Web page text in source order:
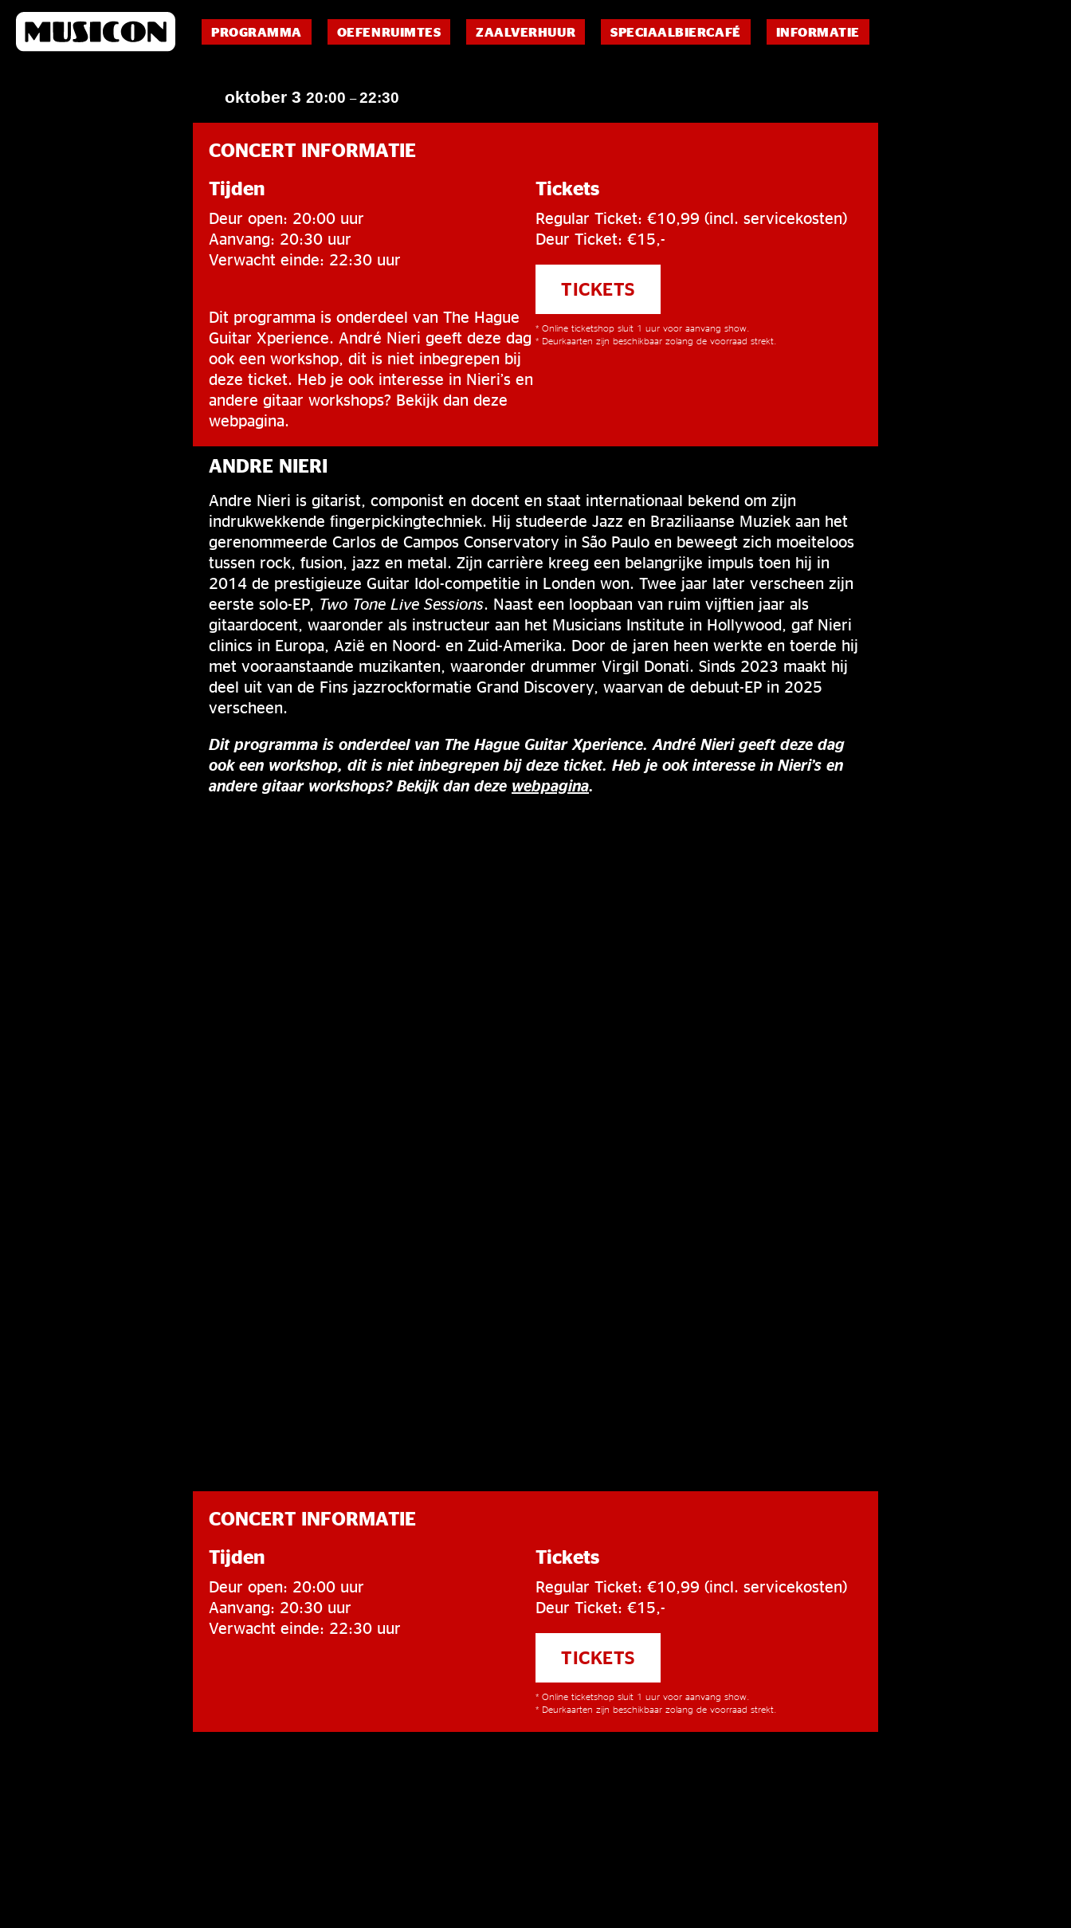
PROGRAMMA OEFENRUIMTES ZAALVERHUUR SPECIAALBIERCAFÉ INFORMATIE
oktober 3 20:00 –22:30
CONCERT INFORMATIE
Tijden
Deur open: 20:00 uur
Aanvang: 20:30 uur
Verwacht einde: 22:30 uur
Dit programma is onderdeel van The Hague
Guitar Xperience. André Nieri geeft deze dag
ook een workshop, dit is niet inbegrepen bij
deze ticket. Heb je ook interesse in Nieri’s en
andere gitaar workshops? Bekijk dan deze
webpagina.
Tickets
Regular Ticket: €10,99 (incl. servicekosten)
Deur Ticket: €15,-
TICKETS
* Online ticketshop sluit 1 uur voor aanvang show.
* Deurkaarten zijn beschikbaar zolang de voorraad strekt.
ANDRE NIERI
Andre Nieri is gitarist, componist en docent en staat internationaal bekend om zijn
indrukwekkende fingerpickingtechniek. Hij studeerde Jazz en Braziliaanse Muziek aan het
gerenommeerde Carlos de Campos Conservatory in São Paulo en beweegt zich moeiteloos
tussen rock, fusion, jazz en metal. Zijn carrière kreeg een belangrijke impuls toen hij in
2014 de prestigieuze Guitar Idol-competitie in Londen won. Twee jaar later verscheen zijn
eerste solo-EP, Two Tone Live Sessions. Naast een loopbaan van ruim vijftien jaar als
gitaardocent, waaronder als instructeur aan het Musicians Institute in Hollywood, gaf Nieri
clinics in Europa, Azië en Noord- en Zuid-Amerika. Door de jaren heen werkte en toerde hij
met vooraanstaande muzikanten, waaronder drummer Virgil Donati. Sinds 2023 maakt hij
deel uit van de Fins jazzrockformatie Grand Discovery, waarvan de debuut-EP in 2025
verscheen.
Dit programma is onderdeel van The Hague Guitar Xperience. André Nieri geeft deze dag
ook een workshop, dit is niet inbegrepen bij deze ticket. Heb je ook interesse in Nieri’s en
andere gitaar workshops? Bekijk dan deze webpagina.
CONCERT INFORMATIE
Tijden
Deur open: 20:00 uur
Aanvang: 20:30 uur
Verwacht einde: 22:30 uur
Tickets
Regular Ticket: €10,99 (incl. servicekosten)
Deur Ticket: €15,-
TICKETS
* Online ticketshop sluit 1 uur voor aanvang show.
* Deurkaarten zijn beschikbaar zolang de voorraad strekt.